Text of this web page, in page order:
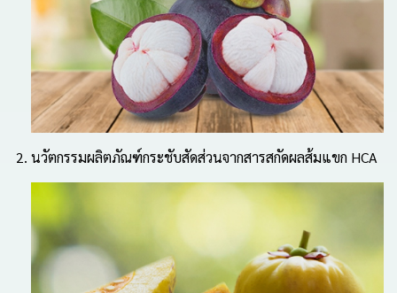
นวัตกรรมผลิตภัณฑ์กระชับสัดส่วนจากสารสกัดผลส้มแขก HCA